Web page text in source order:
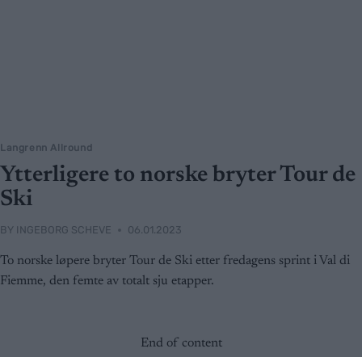
Langrenn Allround
Ytterligere to norske bryter Tour de
Ski
BY INGEBORG SCHEVE 06.01.2023
To norske løpere bryter Tour de Ski etter fredagens sprint i Val di
Fiemme, den femte av totalt sju etapper.
End of content